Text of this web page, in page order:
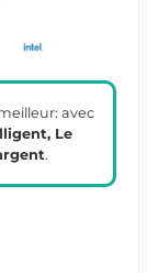
avec
Le
.